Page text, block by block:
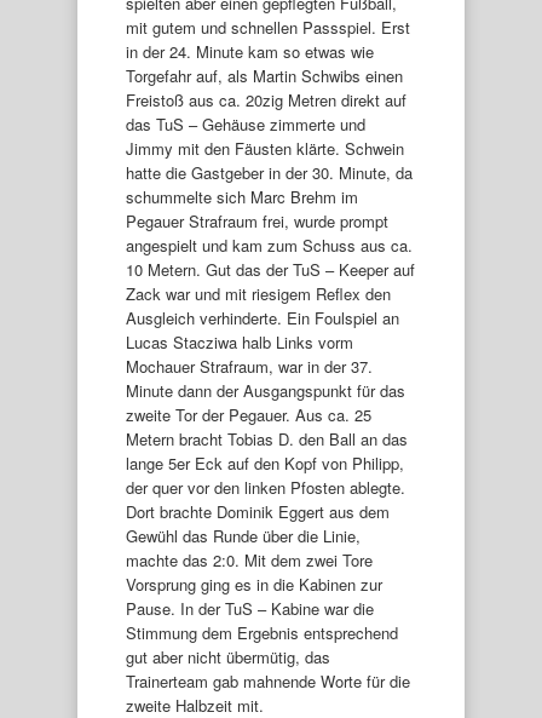
mit gutem und schnellen Passspiel. Erst
in der 24. Minute kam so etwas wie
Torgefahr auf, als Martin Schwibs einen
Freistoß aus ca. 20zig Metren direkt auf
das TuS – Gehäuse zimmerte und
Jimmy mit den Fäusten klärte. Schwein
hatte die Gastgeber in der 30. Minute, da
schummelte sich Marc Brehm im
Pegauer Strafraum frei, wurde prompt
angespielt und kam zum Schuss aus ca.
10 Metern. Gut das der TuS – Keeper auf
Zack war und mit riesigem Reflex den
Ausgleich verhinderte. Ein Foulspiel an
Lucas Stacziwa halb Links vorm
Mochauer Strafraum, war in der 37.
Minute dann der Ausgangspunkt für das
zweite Tor der Pegauer. Aus ca. 25
Metern bracht Tobias D. den Ball an das
lange 5er Eck auf den Kopf von Philipp,
der quer vor den linken Pfosten ablegte.
Dort brachte Dominik Eggert aus dem
Gewühl das Runde über die Linie,
machte das 2:0. Mit dem zwei Tore
Vorsprung ging es in die Kabinen zur
Pause. In der TuS – Kabine war die
Stimmung dem Ergebnis entsprechend
gut aber nicht übermütig, das
Trainerteam gab mahnende Worte für die
zweite Halbzeit mit.